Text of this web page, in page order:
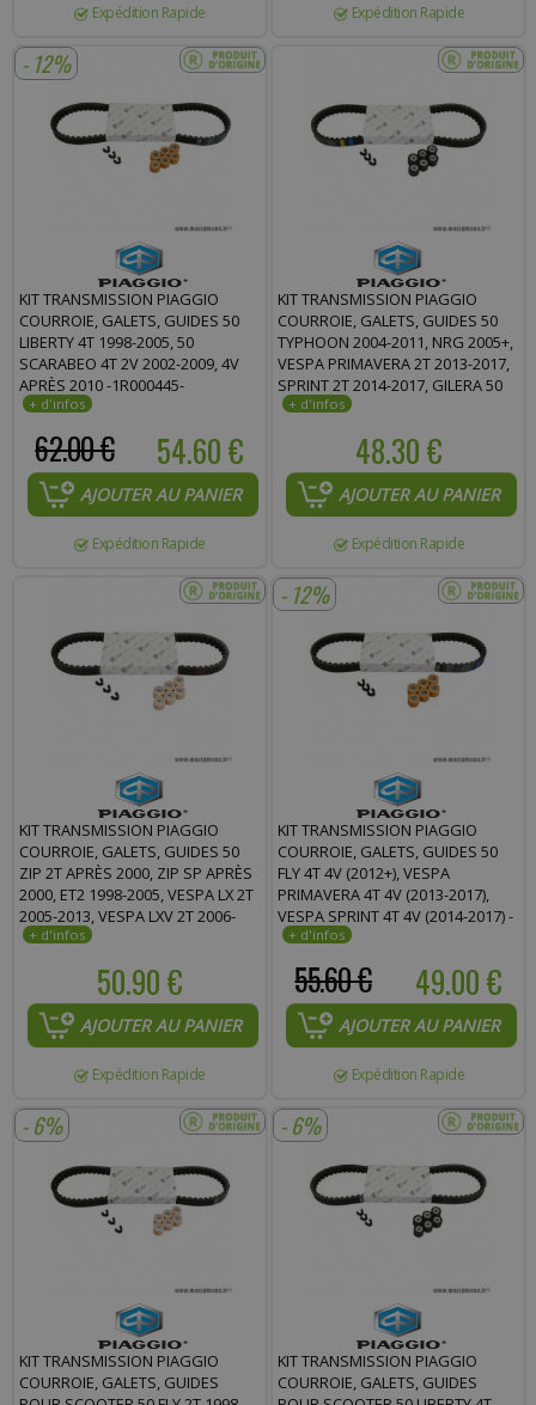
Expédition Rapide Expédition Rapide
- 12%
KIT TRANSMISSION PIAGGIO
COURROIE, GALETS, GUIDES 50
LIBERTY 4T 1998-2005, 50
SCARABEO 4T 2V 2002-2009, 4V
APRÈS 2010 -1R000445-
54.60 €
62.00 €
AJOUTER AU PANIER
Expédition Rapide
KIT TRANSMISSION PIAGGIO
COURROIE, GALETS, GUIDES 50
TYPHOON 2004-2011, NRG 2005+,
VESPA PRIMAVERA 2T 2013-2017,
SPRINT 2T 2014-2017, GILERA 50
RUNNER 2005-2017, APRILIA 50 SR
48.30 €
AJOUTER AU PANIER
Expédition Rapide
KIT TRANSMISSION PIAGGIO
COURROIE, GALETS, GUIDES 50
ZIP 2T APRÈS 2000, ZIP SP APRÈS
2000, ET2 1998-2005, VESPA LX 2T
2005-2013, VESPA LXV 2T 2006-
2009, VESPA-S 2T 2007-2012
50.90 €
AJOUTER AU PANIER
Expédition Rapide
- 12%
KIT TRANSMISSION PIAGGIO
COURROIE, GALETS, GUIDES 50
FLY 4T 4V (2012+), VESPA
PRIMAVERA 4T 4V (2013-2017),
VESPA SPRINT 4T 4V (2014-2017) -
1R000436
49.00 €
55.60 €
AJOUTER AU PANIER
Expédition Rapide
- 6%
KIT TRANSMISSION PIAGGIO
COURROIE, GALETS, GUIDES
- 6%
KIT TRANSMISSION PIAGGIO
COURROIE, GALETS, GUIDES